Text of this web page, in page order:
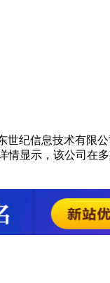
世纪信息技术有
显示，该公司在